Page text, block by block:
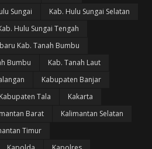
Sungai
Kab. Hulu Sungai Selatan
Hulu Sungai Tengah
Kab. Tanah Bumbu
Bumbu
Kab. Tanah Laut
Kabupaten Banjar
Kabupaten Tala
Kakarta
Barat
Kalimantan Selatan
Timur